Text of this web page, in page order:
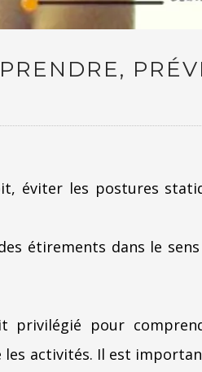
éviter les postures
étirements dans le
privilégié pour
activités. Il est